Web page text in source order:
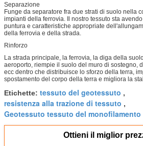
Separazione
Funge da separatore fra due strati di suolo nella
impianti della ferrovia. Il nostro tessuto sta
puntura e caratteristiche appropriate
della ferrovia e della strada.
Rinforzo
La strada principale, la ferrovia, la diga della
aeroporto, riempie il suolo del muro di sostegno,
ecc dentro che distribuisce lo sforzo della terra,
spostamento del corpo della terra e migliora la
Etichette: tessuto del geotessuto ,
resistenza alla trazione di tessuto ,
Geotessuto tessuto del monofilamento
Ottieni il miglior